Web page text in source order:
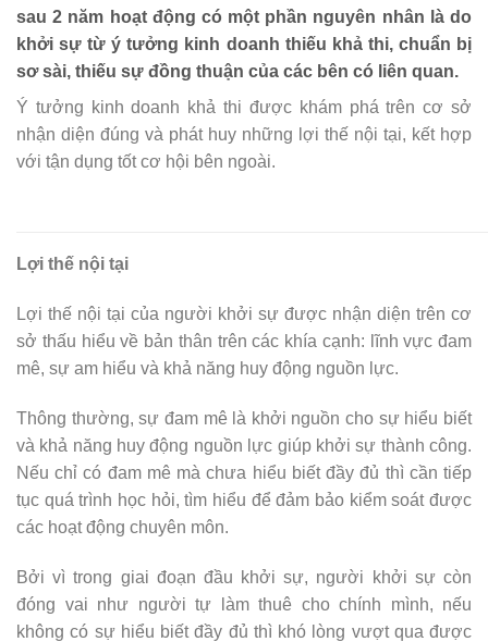
sau 2 năm hoạt động có một phần nguyên nhân là do
khởi sự từ ý tưởng kinh doanh thiếu khả thi, chuẩn bị
sơ sài, thiếu sự đồng thuận của các bên có liên quan.
Ý tưởng kinh doanh khả thi được khám phá trên cơ sở
nhận diện đúng và phát huy những lợi thế nội tại, kết hợp
với tận dụng tốt cơ hội bên ngoài.
Lợi thế nội tại
Lợi thế nội tại của người khởi sự được nhận diện trên cơ
sở thấu hiểu về bản thân trên các khía cạnh: lĩnh vực đam
mê, sự am hiểu và khả năng huy động nguồn lực.
Thông thường, sự đam mê là khởi nguồn cho sự hiểu biết
và khả năng huy động nguồn lực giúp khởi sự thành công.
Nếu chỉ có đam mê mà chưa hiểu biết đầy đủ thì cần tiếp
tục quá trình học hỏi, tìm hiểu để đảm bảo kiểm soát được
các hoạt động chuyên môn.
Bởi vì trong giai đoạn đầu khởi sự, người khởi sự còn
đóng vai như người tự làm thuê cho chính mình, nếu
không có sự hiểu biết đầy đủ thì khó lòng vượt qua được